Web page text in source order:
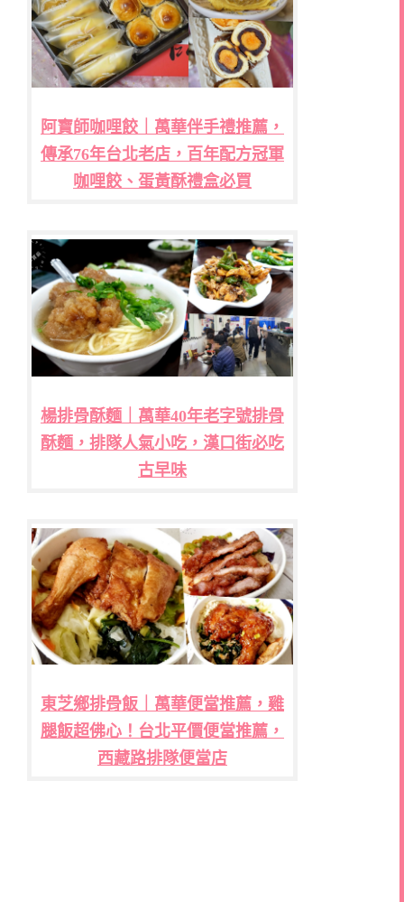
阿寶師咖哩餃｜萬華伴手禮推薦，
傳承76年台北老店，百年配方冠軍
咖哩餃、蛋黃酥禮盒必買
楊排骨酥麵｜萬華40年老字號排骨
酥麵，排隊人氣小吃，漢口街必吃
古早味
東芝鄉排骨飯｜萬華便當推薦，雞
腿飯超佛心！台北平價便當推薦，
西藏路排隊便當店